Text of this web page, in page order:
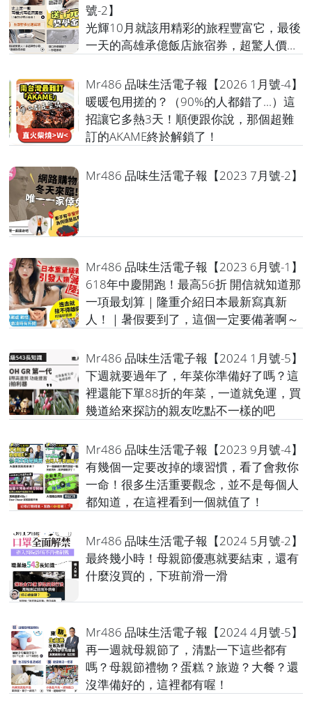
號-2】
光輝10月就該用精彩的旅程豐富它，最後
一天的高雄承億飯店旅宿券，超驚人價
Mr486 品味生活電子報【2026 1月號-4】
暖暖包用搓的？（90%的人都錯了...）這
招讓它多熱3天！順便跟你說，那個超難
訂的AKAME終於解鎖了！
Mr486 品味生活電子報【2023 7月號-2】
Mr486 品味生活電子報【2023 6月號-1】
618年中慶開跑！最高56折 開信就知道那
一項最划算｜隆重介紹日本最新寫真新
人！｜暑假要到了，這個一定要備著啊～
Mr486 品味生活電子報【2024 1月號-5】
下週就要過年了，年菜你準備好了嗎？這
裡還能下單88折的年菜，一道就免運，買
幾道給來探訪的親友吃點不一樣的吧
Mr486 品味生活電子報【2023 9月號-4】
有幾個一定要改掉的壞習慣，看了會救你
一命！很多生活重要觀念，並不是每個人
都知道，在這裡看到一個就值了！
Mr486 品味生活電子報【2024 5月號-2】
最終幾小時！母親節優惠就要結束，還有
什麼沒買的，下班前滑一滑
Mr486 品味生活電子報【2024 4月號-5】
再一週就母親節了，清點一下這些都有
嗎？母親節禮物？蛋糕？旅遊？大餐？還
沒準備好的，這裡都有喔！